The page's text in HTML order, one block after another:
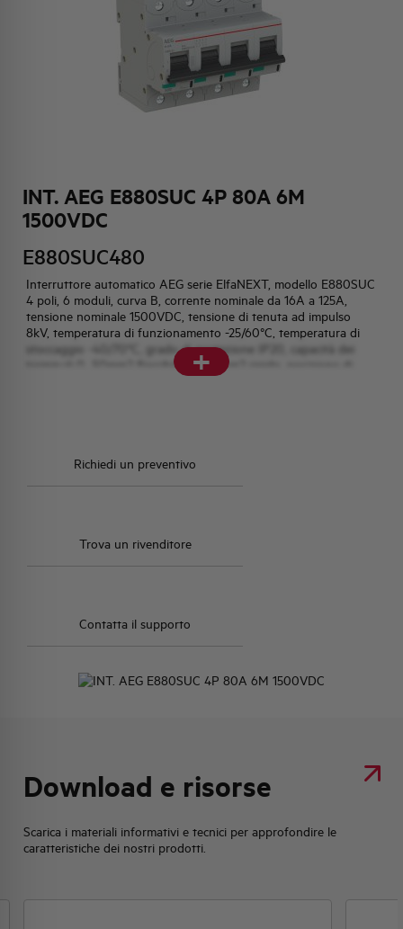
INT. AEG E880SUC 4P 80A 6M
1500VDC
E880SUC480
Interruttore automatico AEG serie ElfaNEXT, modello E880SUC
4 poli, 6 moduli, curva B, corrente nominale da 16A a 125A,
tensione nominale 1500VDC, tensione di tenuta ad impulso
8kV, temperatura di funzionamento -25/60°C, temperatura di
stoccaggio -40/70°C, grado di protezione IP20, capacità dei
terminali 0...50mm2 flessibile, 0...70mm2 rigido, posizione di
+
Richiedi un preventivo
Trova un rivenditore
Contatta il supporto
Download e risorse
Scarica i materiali informativi e tecnici per approfondire le
caratteristiche dei nostri prodotti.
ATTIVITÀ E MERCATI